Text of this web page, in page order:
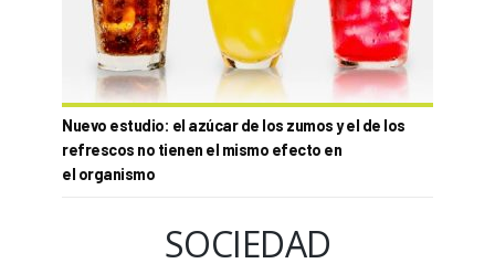
Nuevo estudio: el azúcar de los zumos y el de los
refrescos no tienen el mismo efecto en
el organismo
SOCIEDAD